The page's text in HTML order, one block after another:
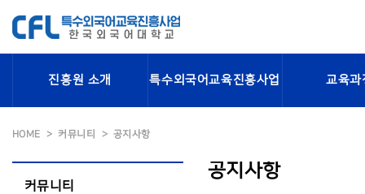
진흥원 소개 특수외국어교육진흥사업 교육과
HOME 커뮤니티 공지사항
커뮤니티
공지사항